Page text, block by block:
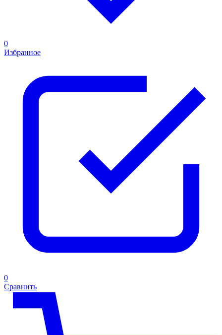
0
Избранное
0
Сравнить